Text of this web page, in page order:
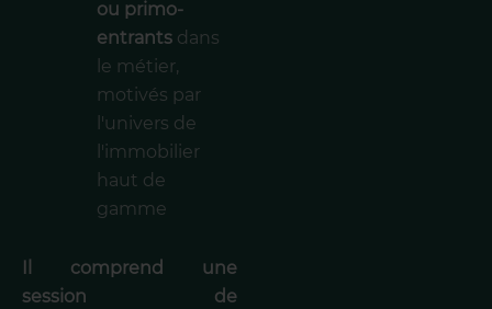
ou primo-
entrants dans
le métier,
motivés par
l'univers de
l'immobilier
haut de
gamme
Il comprend une
session de